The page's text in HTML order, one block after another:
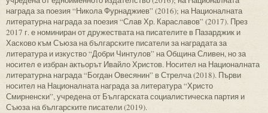
награда за поезия “Никола Фурнаджиев” (2016); на Националната
литературна награда за поезия “Слав Хр. Караславов” (2017). През
2017 г. е номиниран от дружествата на писателите в Пазарджик и
Хасково към Съюза на българските писатели за наградата за
литература и изкуство “Добри Чинтулов” на Община Сливен, но за
носител е избран актьорът Ивайло Христов. Носител на Националната
литературна награда “Богдан Овесянин” в Стрелча (2018). Първи
носител на Националната награда за литература “Христо
Смирненски”, учредена от Българската социалистическа партия и
Съюза на българските писатели (2019).